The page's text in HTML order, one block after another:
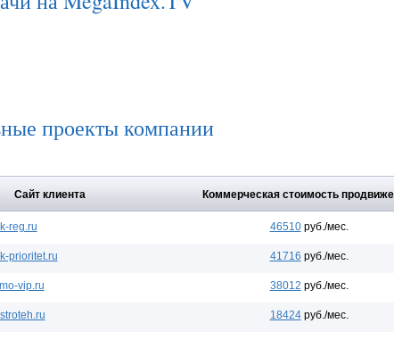
проекты компании
Сайт клиента Коммерческая стоимость
reg.ru 46510руб./мес.
prioritet.ru 41716 руб./мес.
vip.ru 38012 руб./мес.
18424руб./мес.